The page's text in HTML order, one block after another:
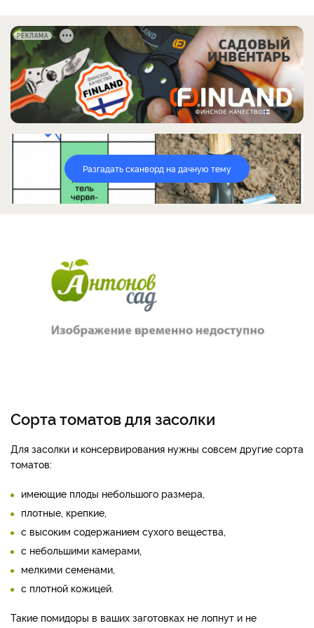
РЕКЛАМА
Разгадать сканворд на дачную тему
Сорта томатов для засолки
Для засолки и консервирования нужны совсем другие сорта
томатов:
имеющие плоды небольшого размера,
плотные, крепкие,
с высоким содержанием сухого вещества,
с небольшими камерами,
мелкими семенами,
с плотной кожицей.
Такие помидоры в ваших заготовках не лопнут и не